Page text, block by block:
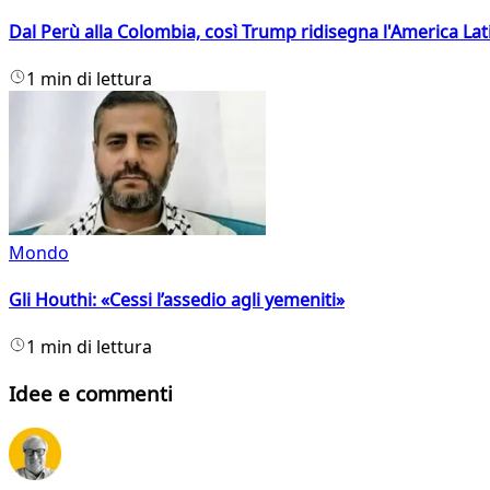
Dal Perù alla Colombia, così Trump ridisegna l'America
1 min di lettura
Mondo
Gli Houthi: «Cessi l’assedio agli yemeniti»
1 min di lettura
Idee e commenti